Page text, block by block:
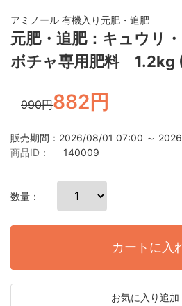
アミノール 有機入り元肥・追肥
元肥・追肥：キュウリ
ボチャ専用肥料 1.2kg
990円882円
販売期間：2026/08/01 07:00 ～
商品ID：
140009
数量：
カートに入
お気に入り追加